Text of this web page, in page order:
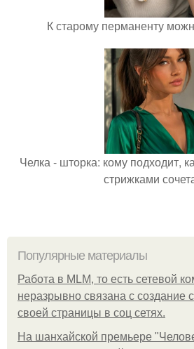
К старому перманенту
Челка - шторка: кому подходит,
стрижками
Популярные материалы
Работа в MLM, то есть сетевой
неразрывно связана с создание
своей страницы в соц сетях.
На шанхайской премьере